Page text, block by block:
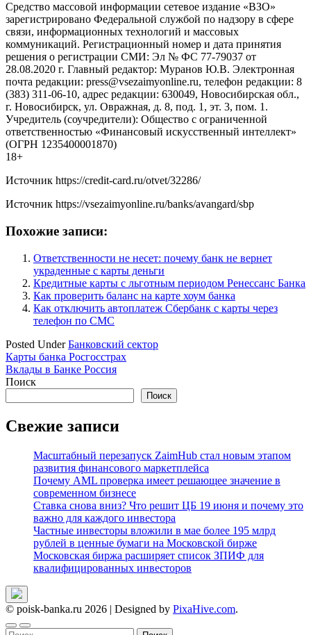
Средство массовой информации сетевое издание «ВЗО»
зарегистрировано Федеральной службой по надзору в сфере
связи, информационных технологий и массовых
коммуникаций. Регистрационный номер и дата принятия
решения о регистрации СМИ: Эл № ФС 77-79037 от
28.08.2020 г. Главный редактор: Муранов Ю.В. Электронная
почта редакции: press@vsezaimyonline.ru, телефон редакции: 8
(383) 311-06-10, адрес редакции: 630049, Новосибирская обл.,
г. Новосибирск, ул. Овражная, д. 8, под. 1, эт. 3, пом. 1.
Учредитель (соучредители): Общество с ограниченной
ответственностью «Финансовый искусственный интеллект»
(ОГРН 1235400001870)
18+
Источник https://credit-card.ru/otvet/32286/
Источник https://vsezaimyonline.ru/banks/avangard/sbp
Похожие записи:
Ответственности не несет: почему банк не вернет
украденные с карты деньги
Кредитные карты с льготным периодом Ренессанс Банка
Как проверить баланс на карте хоум банка
Как отключить автоплатеж Сбербанк с карты через
телефон по СМС
Posted UnderБанковский сектор
Навигация
по
Карты банка Росгосстрах
Вклады в Банке Россия
Поиск
Поиск
Свежие записи
Масштабный перезапуск ZaimHub стал новым этапом
развития финансового маркетплейса
Почему AML проверка имеет решающее значение в
современном бизнесе
Ставка снова вниз? Что решит ЦБ 19 июня и почему это
важно для каждого инвестора
Частные инвесторы вложили в мае более 195 млрд
рублей в ценные бумаги на Московской бирже
Московская биржа расширяет список ЗПИФ для
квалифицированных инвесторов
© poisk-banka.ru 2026 | Designed by PixaHive.com.